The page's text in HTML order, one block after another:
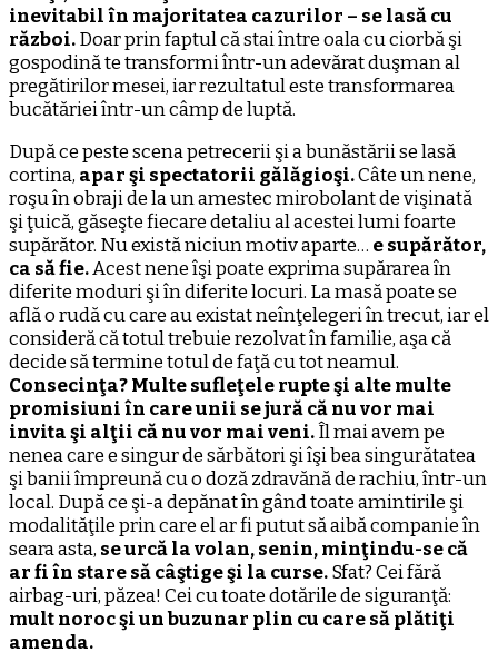
inevitabil în majoritatea cazurilor – se lasă cu
război.Doar prin faptul că stai între oala cu ciorbă şi
gospodină te transformi într-un adevărat duşman al
pregătirilor mesei, iar rezultatul este transformarea
bucătăriei într-un câmp de luptă.
După ce peste scena petrecerii şi a bunăstării se lasă
cortina, apar şi spectatorii gălăgioşi.Câte un nene,
roşu în obraji de la un amestec mirobolant de vişinată
şi ţuică, găseşte fiecare detaliu al acestei lumi foarte
supărător. Nu există niciun motiv aparte… e supărător,
ca să fie.Acest nene îşi poate exprima supărarea în
diferite moduri şi în diferite locuri. La masă poate se
află o rudă cu care au existat neînţelegeri în trecut, iar el
consideră că totul trebuie rezolvat în familie, aşa că
decide să termine totul de faţă cu tot neamul.
Consecinţa? Multe sufleţele rupte şi alte multe
promisiuni în care unii se jură că nu vor mai
invita şi alţii că nu vor mai veni.Îl mai avem pe
nenea care e singur de sărbători şi îşi bea singurătatea
şi banii împreună cu o doză zdravănă de rachiu, într-un
local. După ce şi-a depănat în gând toate amintirile şi
modalităţile prin care el ar fi putut să aibă companie în
seara asta, se urcă la volan, senin, minţindu-se că
ar fi în stare să câştige şi la curse.Sfat? Cei fără
airbag-uri, păzea! Cei cu toate dotările de siguranţă:
mult noroc şi un buzunar plin cu care să plătiţi
amenda.